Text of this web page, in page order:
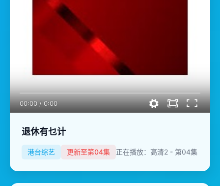
00:00/0:00
退休有乜计
港台综艺 更新至第04集 正在播放：高清2 - 第04集